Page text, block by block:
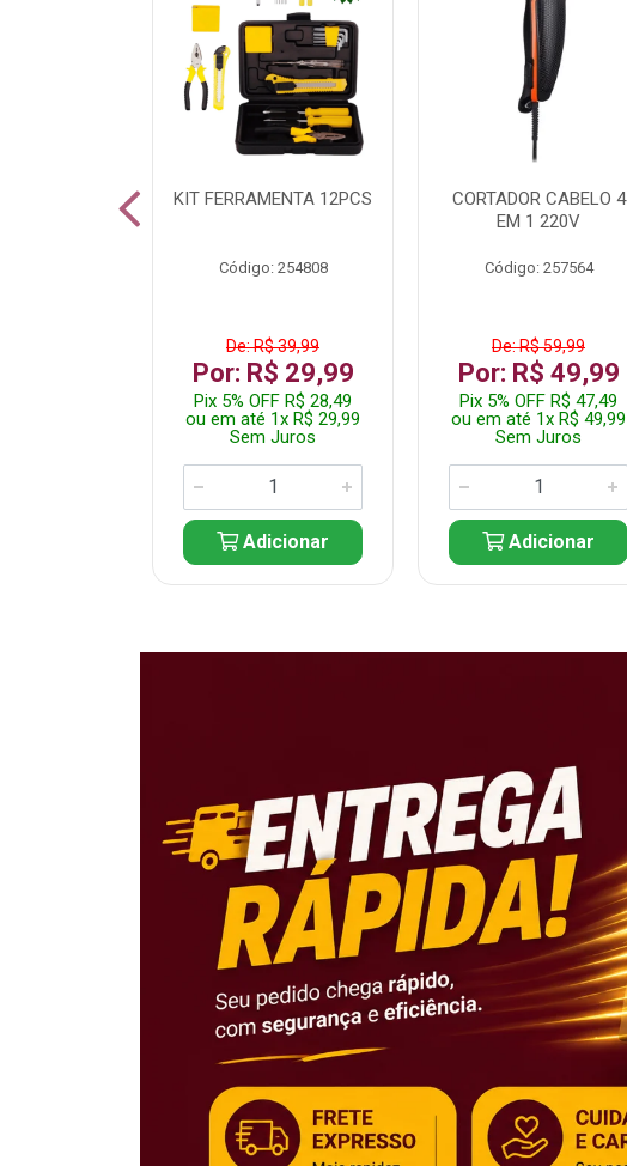
KIT FERRAMENTA 12PCS
Código: 254808
De: R$ 39,99
Por: R$ 29,99
Pix 5% OFF R$ 28,49
ou em até 1x R$ 29,99
Sem Juros
Adicionar
CORTADOR CABELO 4
EM 1 220V
Código: 257564
De: R$ 59,99
Por: R$ 49,99
Pix 5% OFF R$ 47,49
ou em até 1x R$ 49,99
Sem Juros
Adicionar